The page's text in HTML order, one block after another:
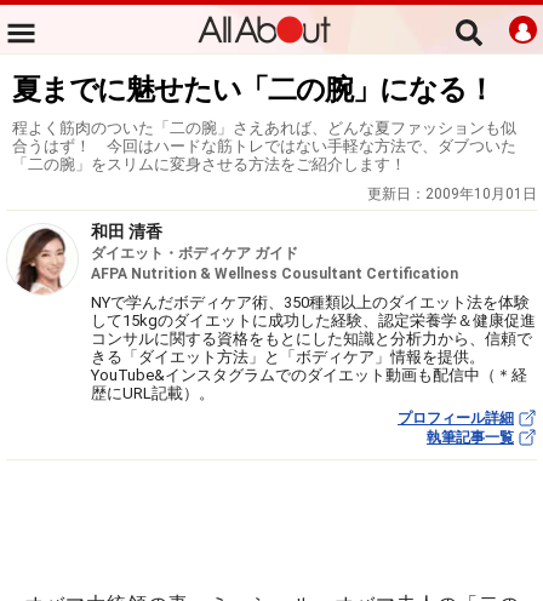
夏までに魅せたい「二の腕」になる！
程よく筋肉のついた「二の腕」さえあれば、どんな夏ファッションも似
合うはず！ 今回はハードな筋トレではない手軽な方法で、ダブついた
「二の腕」をスリムに変身させる方法をご紹介します！
更新日： 2009年10月01日
和田 清香
ダイエット・ボディケア ガイド
AFPA Nutrition & Wellness Cousultant Certification
NYで学んだボディケア術、350種類以上のダイエット法を体験
して15kgのダイエットに成功した経験、認定栄養学＆健康促進
コンサルに関する資格をもとにした知識と分析力から、信頼で
きる「ダイエット方法」と「ボディケア」情報を提供。
YouTube&インスタグラムでのダイエット動画も配信中（＊経
歴にURL記載）。
プロフィール詳細
執筆記事一覧